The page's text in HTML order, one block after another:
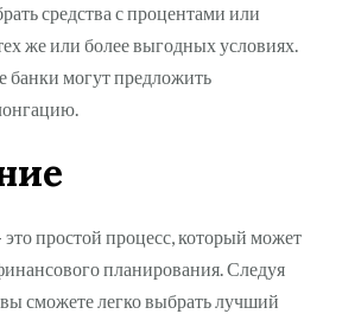
средства с процентами или
же или более выгодных условиях.
банки могут предложить
простой процесс, который может
планирования. Следуя
сможете легко выбрать лучший